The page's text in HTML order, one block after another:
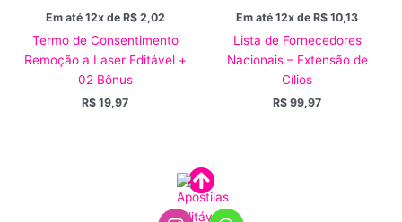
Em até 12x de R$2,02
Termo de Consentimento
Remoção a Laser Editável +
02 Bônus
R$ 19,97
Em até 12x de R$ 10,13
Lista de Fornecedores
Nacionais – Extensão de
Cílios
R$ 99,97